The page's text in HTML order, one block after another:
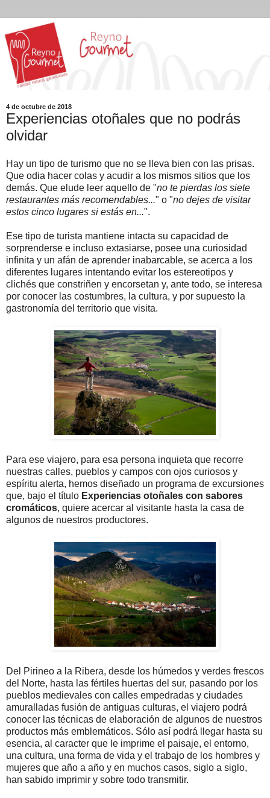
4 de octubre de 2018
Experiencias otoñales que no podrás
olvidar
Hay un tipo de turismo que no se lleva bien con las prisas.
Que odia hacer colas y acudir a los mismos sitios que los
demás. Que elude leer aquello de "no te pierdas los siete
restaurantes más recomendables..." o "no dejes de visitar
estos cinco lugares si estás en...".
Ese tipo de turista mantiene intacta su capacidad de
sorprenderse e incluso extasiarse, posee una curiosidad
infinita y un afán de aprender inabarcable, se acerca a los
diferentes lugares intentando evitar los estereotipos y
clichés que constriñen y encorsetan y, ante todo, se interesa
por conocer las costumbres, la cultura, y por supuesto la
gastronomía del territorio que visita.
Para ese viajero, para esa persona inquieta que recorre
nuestras calles, pueblos y campos con ojos curiosos y
espíritu alerta, hemos diseñado un programa de excursiones
que, bajo el título Experiencias otoñales con sabores
cromáticos, quiere acercar al visitante hasta la casa de
algunos de nuestros productores.
Del Pirineo a la Ribera, desde los húmedos y verdes frescos
del Norte, hasta las fértiles huertas del sur, pasando por los
pueblos medievales con calles empedradas y ciudades
amuralladas fusión de antiguas culturas, el viajero podrá
conocer las técnicas de elaboración de algunos de nuestros
productos más emblemáticos. Sólo así podrá llegar hasta su
esencia, al caracter que le imprime el paisaje, el entorno,
una cultura, una forma de vida y el trabajo de los hombres y
mujeres que año a año y en muchos casos, siglo a siglo,
han sabido imprimir y sobre todo transmitir.